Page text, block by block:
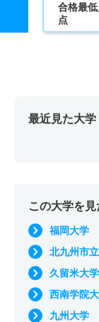
合格最
点
最近見た大学
この大学を
福岡大学
北九州市
久留米大学
西南学院
九州大学